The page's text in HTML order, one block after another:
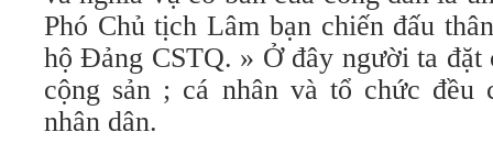
Phó Chủ tịch Lâm bạn chiến đấu
hộ Đảng CSTQ. » Ở đây người ta đặt
cộng sản ; cá nhân và tổ chức đều
nhân dân.